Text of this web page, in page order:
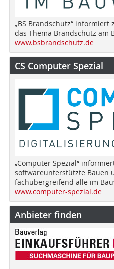
„BS Brandschutz“
das Thema Brandschutz am
www.bsbrandschutz.de
CS Computer Spezial
„Computer Spezial“
softwareunterstützte Bauen
fachübergreifend alle im
www.computer-spezial.de
Anbieter finden